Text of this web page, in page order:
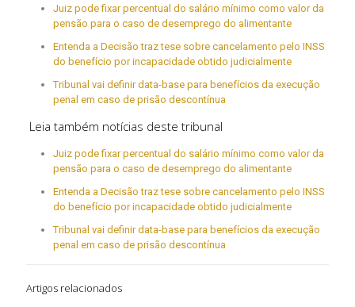
Juiz pode fixar percentual do salário mínimo como valor da
pensão para o caso de desemprego do alimentante
Entenda a Decisão traz tese sobre cancelamento pelo INSS
do benefício por incapacidade obtido judicialmente
Tribunal vai definir data-base para benefícios da execução
penal em caso de prisão descontínua
Leia também notícias deste tribunal
Juiz pode fixar percentual do salário mínimo como valor da
pensão para o caso de desemprego do alimentante
Entenda a Decisão traz tese sobre cancelamento pelo INSS
do benefício por incapacidade obtido judicialmente
Tribunal vai definir data-base para benefícios da execução
penal em caso de prisão descontínua
Artigos relacionados